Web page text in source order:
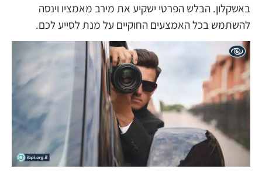
באשקלון. הבלש הפרטי ישקיע את מירב מאמציו וינסה
להשתמש בכל האמצעים החוקיים על מנת לסייע לכם.